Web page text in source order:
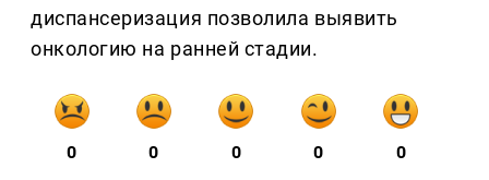
диспансеризация позволила выявить
онкологию на ранней стадии.
0 0 0 0 0